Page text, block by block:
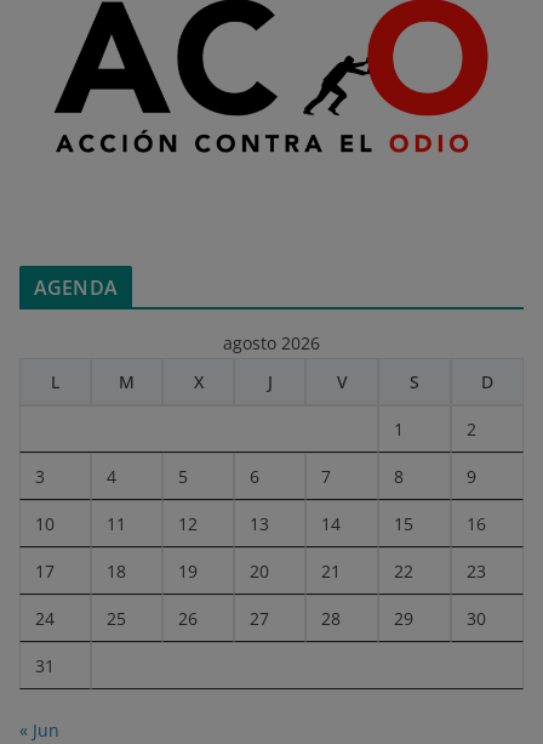
AGENDA
agosto 2026
L
M X J V S D
1 2
3 4 5 6 7 8 9
10 11 12 13 14 15 16
17 18 19 20 21 22 23
24 25 26 27 28 29 30
31
« Jun